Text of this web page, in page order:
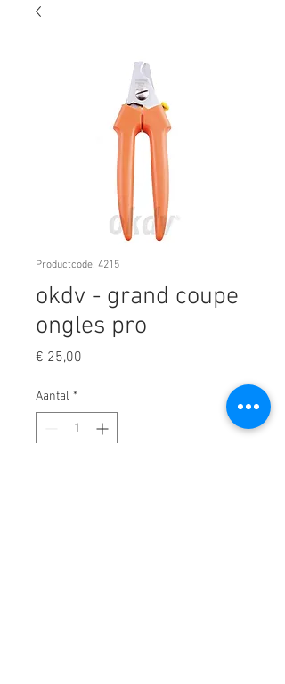
Productcode: 4215
okdv - grand coupe
ongles pro
€ 25,00
Aantal *